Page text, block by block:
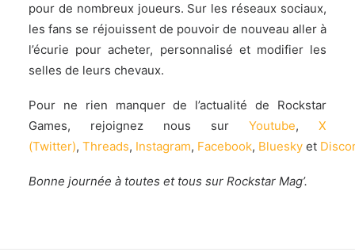
pour de nombreux joueurs. Sur les réseaux sociaux,
les fans se réjouissent de pouvoir de nouveau aller à
l’écurie pour acheter, personnalisé et modifier les
selles de leurs chevaux.
Pour ne rien manquer de l’actualité de Rockstar
Games, rejoignez nous sur Youtube, X
(Twitter), Threads, Instagram, Facebook, Bluesky et
Bonne journée à toutes et tous sur Rockstar Mag’.